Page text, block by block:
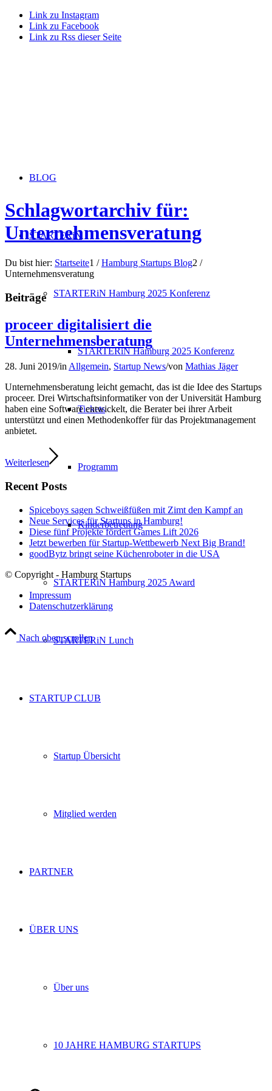
Link zu Instagram
Link zu Facebook
Link zu Rss dieser Seite
BLOG
STARTERiN
STARTERiN Hamburg 2025 Konferenz
STARTERiN Hamburg 2025 Konferenz
Tickets
Programm
Kinderbetreuung
STARTERiN Hamburg 2025 Award
STARTERiN Lunch
STARTUP CLUB
Startup Übersicht
Mitglied werden
PARTNER
ÜBER UNS
Über uns
10 JAHRE HAMBURG STARTUPS
Schlagwortarchiv für:
Unternehmensveratung
Du bist hier: Startseite1 / Hamburg Startups Blog2 /
Unternehmensveratung
Beiträge
proceer digitalisiert die
Unternehmensberatung
28. Juni 2019/inAllgemein, Startup News/von Mathias Jäger
Unternehmensberatung leicht gemacht, das ist die Idee des Startups
proceer. Drei Wirtschaftsinformatiker von der Universität Hamburg
haben eine Software entwickelt, die Berater bei ihrer Arbeit
unterstützt und einen Methodenkoffer für das Projektmanagement
anbietet.
Weiterlesen
Recent Posts
Spiceboys sagen Schweißfüßen mit Zimt den Kampf an
Neue Services für Startups in Hamburg!
Diese fünf Projekte fördert Games Lift 2026
Jetzt bewerben für Startup-Wettbewerb Next Big Brand!
goodBytz bringt seine Küchenroboter in die USA
© Copyright - Hamburg Startups
Impressum
Datenschutzerklärung
Nach oben scrollen